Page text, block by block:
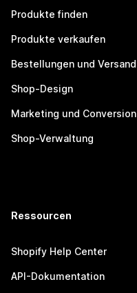
Produkte finden
Produkte verkaufen
Bestellungen und Versand
Shop-Design
Marketing und Conversion
Shop-Verwaltung
Ressourcen
Shopify Help Center
API-Dokumentation